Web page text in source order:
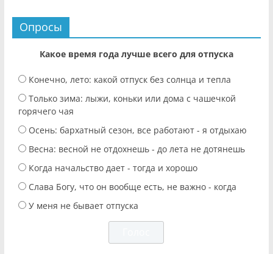
Опросы
Какое время года лучше всего для отпуска
Конечно, лето: какой отпуск без солнца и тепла
Только зима: лыжи, коньки или дома с чашечкой
горячего чая
Осень: бархатный сезон, все работают - я отдыхаю
Весна: весной не отдохнешь - до лета не дотянешь
Когда начальство дает - тогда и хорошо
Слава Богу, что он вообще есть, не важно - когда
У меня не бывает отпуска